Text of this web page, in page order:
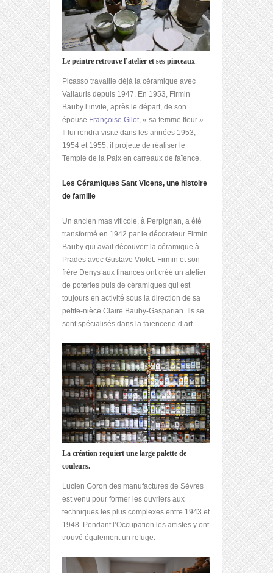
Le peintre retrouve l’atelier et ses pinceaux.
Picasso travaille déjà la céramique avec
Vallauris depuis 1947. En 1953, Firmin
Bauby l’invite, après le départ, de son
épouse Françoise Gilot, « sa femme fleur ».
Il lui rendra visite dans les années 1953,
1954 et 1955, il projette de réaliser le
Temple de la Paix en carreaux de faïence.
Les Céramiques Sant Vicens, une histoire
de famille
Un ancien mas viticole, à Perpignan, a été
transformé en 1942 par le décorateur Firmin
Bauby qui avait découvert la céramique à
Prades avec Gustave Violet. Firmin et son
frère Denys aux finances ont créé un atelier
de poteries puis de céramiques qui est
toujours en activité sous la direction de sa
petite-nièce Claire Bauby-Gasparian. Ils se
sont spécialisés dans la faïencerie d’art.
La création requiert une large palette de
couleurs.
Lucien Goron des manufactures de Sèvres
est venu pour former les ouvriers aux
techniques les plus complexes entre 1943 et
1948. Pendant l’Occupation les artistes y ont
trouvé également un refuge.